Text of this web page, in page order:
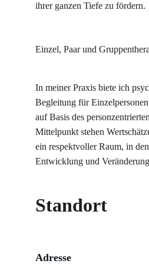
ihrer ganzen Tiefe zu fördern.
Einzel, Paar und
In meiner Praxis biete ich
Begleitung für
auf Basis des
Mittelpunkt stehen
ein respektvoller Raum, in
Entwicklung und
Standort
Adresse